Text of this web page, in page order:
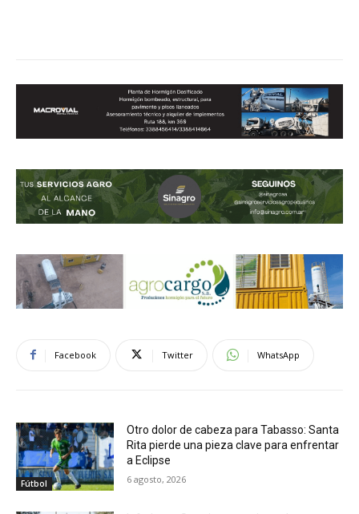
Facebook Twitter WhatsApp
Fútbol
Otro dolor de cabeza para Tabasso: Santa
Rita pierde una pieza clave para enfrentar
a Eclipse
6 agosto, 2026